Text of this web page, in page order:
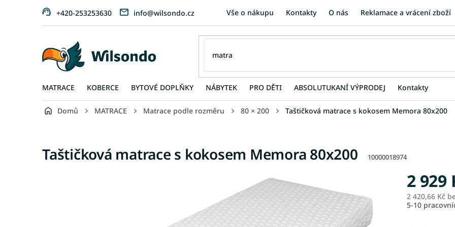
+420-253253630 info@wilsondo.cz Vše o nákupu Kontakty O nás Reklamace a vrácení zboží
MATRACE KOBERCE BYTOVÉ DOPLŇKY NÁBYTEK PRO DĚTI ABSOLUTUKANÍ VÝPRODEJ Kontakty
Domů MATRACE Matrace podle rozměru 80 × 200 Taštičková matrace s kokosem Memora 80x200
Taštičková matrace s kokosem Memora 80x200 10000018974
2 929
2 420,66 Kč
5-10